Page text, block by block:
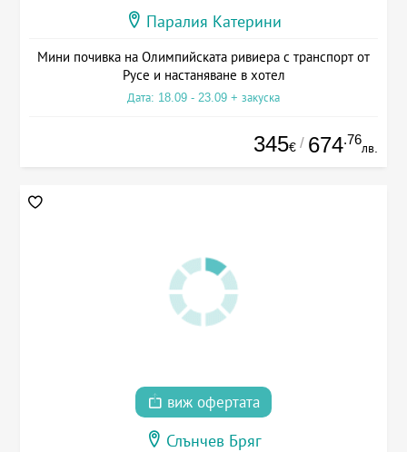
Паралия Катерини
Мини почивка на Олимпийската ривиера с транспорт от
Русе и настаняване в хотел
Дата: 18.09 - 23.09 + закуска
345€ / 674.76
лв.
виж офертата
Слънчев Бряг